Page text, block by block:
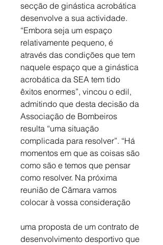
secção de ginástica acrobática
desenvolve a sua actividade.
“Embora seja um espaço
relativamente pequeno, é
através das condições que tem
naquele espaço que a ginástica
acrobática da SEA tem tido
êxitos enormes”, vincou o edil,
admitindo que desta decisão da
Associação de Bombeiros
resulta “uma situação
complicada para resolver”. “Há
momentos em que as coisas são
como são e temos que pensar
como resolver. Na próxima
reunião de Câmara vamos
colocar à vossa consideração
uma proposta de um contrato de
desenvolvimento desportivo que